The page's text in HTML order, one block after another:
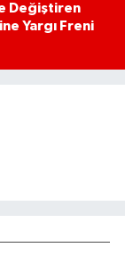
Değiştiren
Yargı Freni